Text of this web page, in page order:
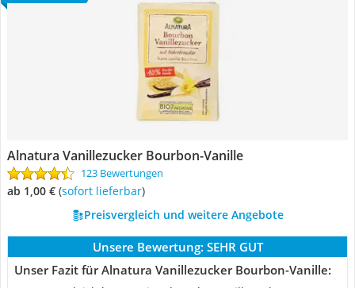
Alnatura Vanillezucker Bourbon-Vanille
123 Bewertungen
ab 1,00 € ( Sofort lieferbar)
Preisvergleich und weitere Angebote
Unsere Bewertung: SEHR GUT
Unser Fazit für Alnatura Vanillezucker Bourbon-Vanille: